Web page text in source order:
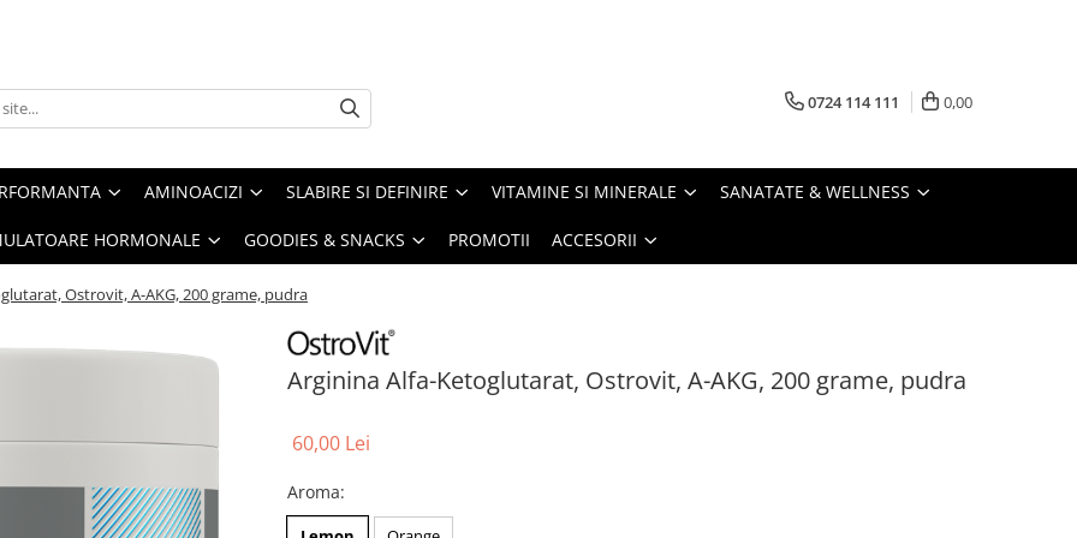
0724 114 111 0,00
AMINOACIZI SLABIRE SI DEFINIRE VITAMINE SI MINERALE SANATATE & WELLNESS
HORMONALE GOODIES & SNACKS PROMOTII ACCESORII
Ostrovit, A-AKG, 200 grame, pudra
Arginina Alfa-Ketoglutarat, Ostrovit, A-AKG, 200 grame, pudra
60,00 Lei
Aroma: